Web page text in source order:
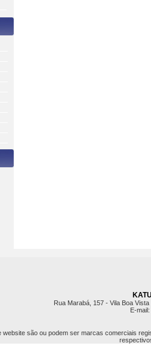
Rua Marabá, 157 - Vila Boa
E-mail:
são ou podem ser marcas comerciais